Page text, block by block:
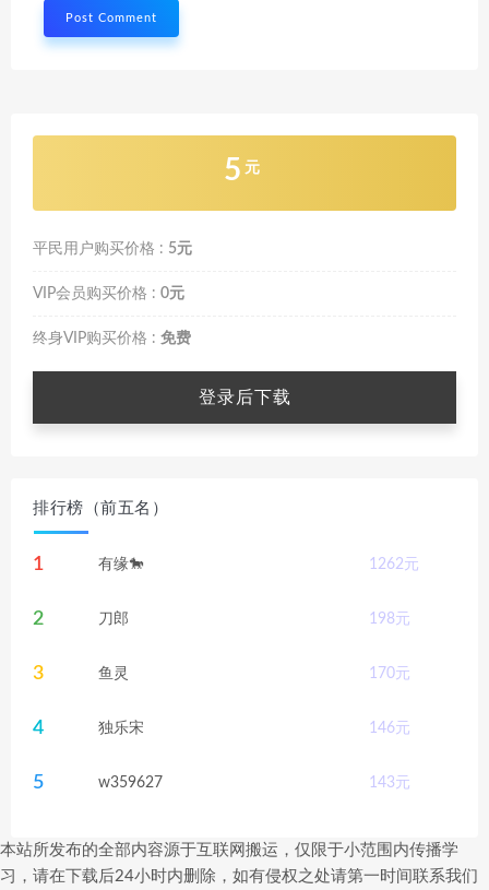
5 元
平民用户购买价格 : 5元
VIP会员购买价格 : 0元
终身VIP购买价格 : 免费
登录后下载
排行榜（前五名）
1 有缘🐎 1262元
2 刀郎 198元
3 鱼灵 170元
4 独乐宋 146元
5 w359627 143元
本站所发布的全部内容源于互联网搬运，仅限于小范围内传播学
习，请在下载后24小时内删除，如有侵权之处请第一时间联系我们